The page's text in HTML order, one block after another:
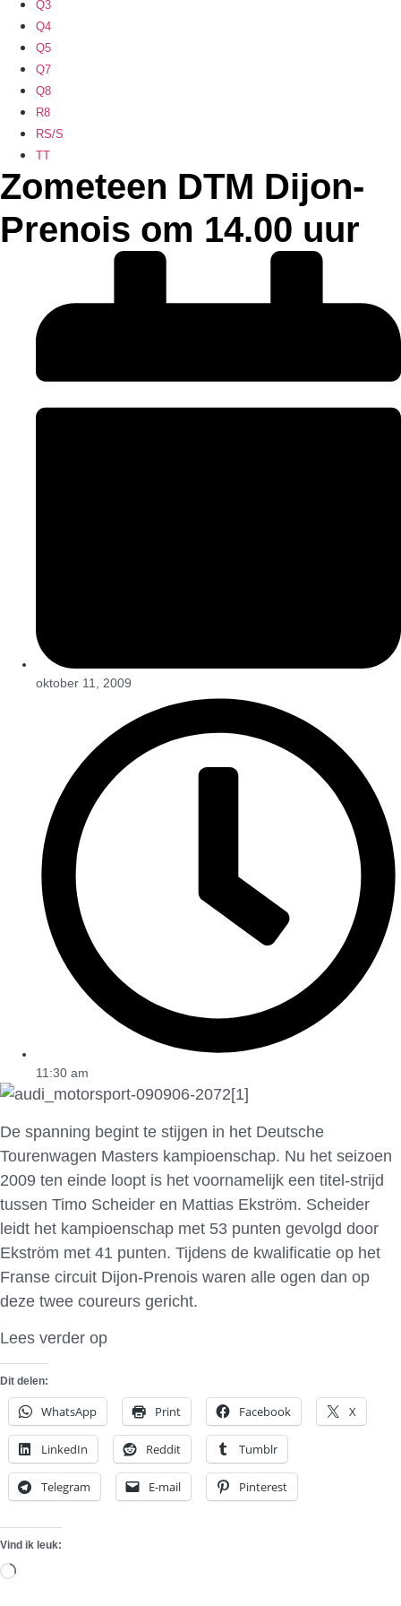
Q3
Q4
Q5
Q7
Q8
R8
RS/S
TT
Zometeen DTM Dijon-
Prenois om 14.00 uur
oktober 11, 2009
11:30 am
De spanning begint te stijgen in het Deutsche
Tourenwagen Masters kampioenschap. Nu het seizoen
2009 ten einde loopt is het voornamelijk een titel-strijd
tussen Timo Scheider en Mattias Ekström. Scheider
leidt het kampioenschap met 53 punten gevolgd door
Ekström met 41 punten. Tijdens de kwalificatie op het
Franse circuit Dijon-Prenois waren alle ogen dan op
deze twee coureurs gericht.
Lees verder op
Dit delen:
WhatsApp Print Facebook X
LinkedIn Reddit Tumblr
Telegram E-mail Pinterest
Vind ik leuk:
Aan